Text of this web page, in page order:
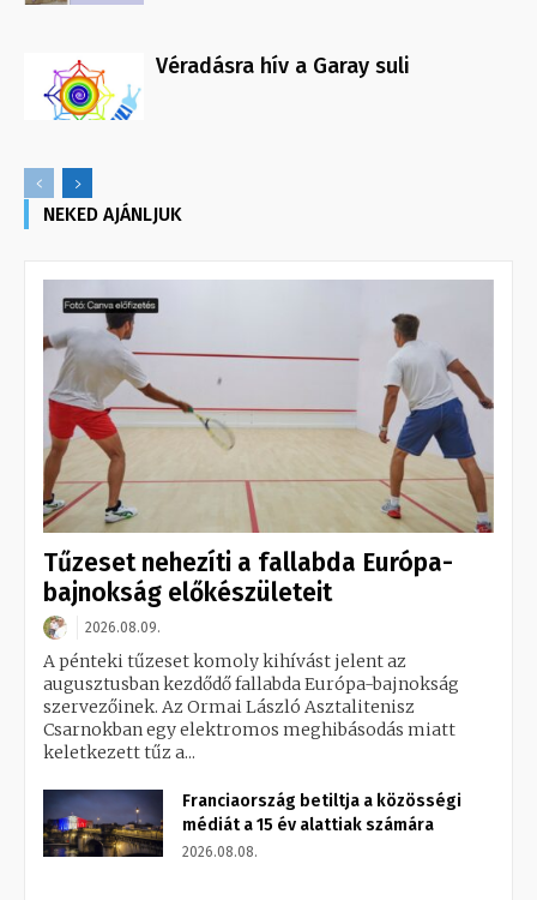
Véradásra hív a Garay suli
NEKED AJÁNLJUK
Tűzeset nehezíti a fallabda Európa-
bajnokság előkészületeit
2026.08.09.
A pénteki tűzeset komoly kihívást jelent az
augusztusban kezdődő fallabda Európa-bajnokság
szervezőinek. Az Ormai László Asztalitenisz
Csarnokban egy elektromos meghibásodás miatt
keletkezett tűz a...
Franciaország betiltja a közösségi
médiát a 15 év alattiak számára
2026.08.08.